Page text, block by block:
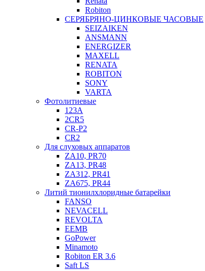
Robiton
СЕРЯБРЯНО-ЦИНКОВЫЕ ЧАСОВЫЕ
SEIZAIKEN
ANSMANN
ENERGIZER
MAXELL
RENATA
ROBITON
SONY
VARTA
Фотолитиевые
123A
2CR5
CR-P2
CR2
Для слуховых аппаратов
ZA10, PR70
ZA13, PR48
ZA312, PR41
ZA675, PR44
Литий тионилхлоридные батарейки
FANSO
NEVACELL
REVOLTA
EEMB
GoPower
Minamoto
Robiton ER 3.6
Saft LS